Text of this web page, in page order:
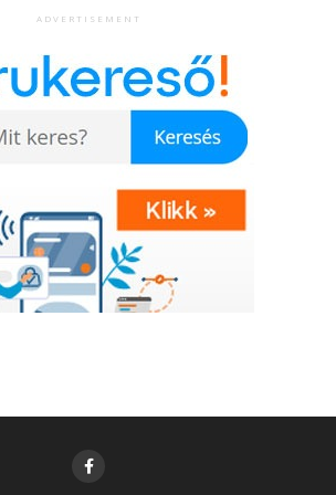
ne csak túléljenek, hanem
digitális korban, biztosítva a
és a piaci versenyelőnyt.
Kövesse a TechKalauz
és csatlakozzon hozzánk
ADVERTISEMENT